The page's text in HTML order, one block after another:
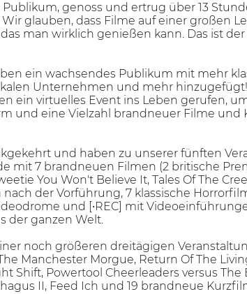
genoss und ertrug über 13
glauben, dass Filme auf einer großen
man wirklich genießen kann. Das ist
ein wachsendes Publikum mit mehr
Unternehmen und mehr
ein virtuelles Event ins Leben gerufen,
und eine Vielzahl brandneuer Filme und
und haben zu unserer fünften
mit 7 brandneuen Filmen (2 britische
You Won't Believe It, Tales Of The
der Vorführung, 7 klassische
und [•REC] mit
der ganzen Welt.
noch größeren dreitägigen
Manchester Morgue, Return Of The
Shift, Powertool Cheerleaders versus The
II, Feed Ich und 19 brandneue